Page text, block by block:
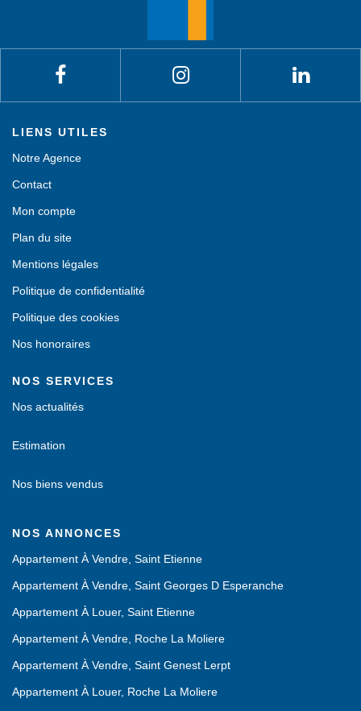
LIENS UTILES
Notre Agence
Contact
Mon compte
Plan du site
Mentions légales
Politique de confidentialité
Politique des cookies
Nos honoraires
NOS SERVICES
Nos actualités
Estimation
Nos biens vendus
NOS ANNONCES
Appartement À Vendre, Saint Etienne
Appartement À Vendre, Saint Georges D Esperanche
Appartement À Louer, Saint Etienne
Appartement À Vendre, Roche La Moliere
Appartement À Vendre, Saint Genest Lerpt
Appartement À Louer, Roche La Moliere